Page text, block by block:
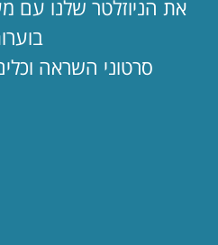
את הניוזלטר שלנו עם
סרטוני השראה